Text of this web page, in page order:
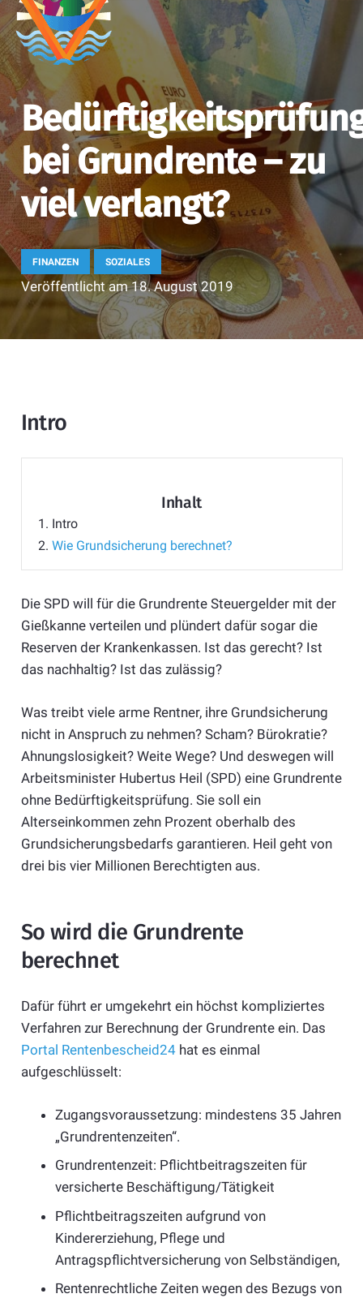
bei Grundrente – zu
viel verlangt?
FINANZEN SOZIALES
Veröffentlicht am18. August 2019
Intro
Inhalt
1. Intro
2. Wie Grundsicherung berechnet?
Die SPD will für die Grundrente Steuergelder mit der
Gießkanne verteilen und plündert dafür sogar die
Reserven der Krankenkassen. Ist das gerecht? Ist
das nachhaltig? Ist das zulässig?
Was treibt viele arme Rentner, ihre Grundsicherung
nicht in Anspruch zu nehmen? Scham? Bürokratie?
Ahnungslosigkeit? Weite Wege? Und deswegen will
Arbeitsminister Hubertus Heil (SPD) eine Grundrente
ohne Bedürftigkeitsprüfung. Sie soll ein
Alterseinkommen zehn Prozent oberhalb des
Grundsicherungsbedarfs garantieren. Heil geht von
drei bis vier Millionen Berechtigten aus.
So wird die Grundrente
berechnet
Dafür führt er umgekehrt ein höchst kompliziertes
Verfahren zur Berechnung der Grundrente ein. Das
Portal Rentenbescheid24hat es einmal
aufgeschlüsselt:
Zugangsvoraussetzung: mindestens 35 Jahren
„Grundrentenzeiten“.
Grundrentenzeit: Pflichtbeitragszeiten für
versicherte Beschäftigung/Tätigkeit
Pflichtbeitragszeiten aufgrund von
Kindererziehung, Pflege und
Antragspflichtversicherung von Selbständigen,
Rentenrechtliche Zeiten wegen des Bezugs von